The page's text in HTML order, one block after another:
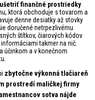
finančné prostriedky
ktorá obchoduje s tovarom a
denne desiatky až stovky
doručené netrpezlivému
štítkov, čiarových kódov
takmer na nič.
účinkom a v konečnom
zbytočne výkonná tlačiareň
prostredí maličkej firmy
sotva nájde